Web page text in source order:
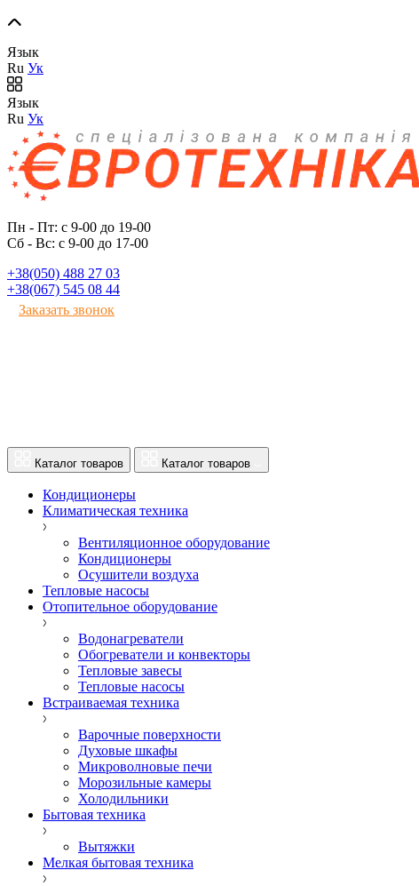
Язык
Ru Ук
Язык
Ru Ук
Пн - Пт: с 9-00 до 19-00
Сб - Вс: с 9-00 до 17-00
+38(050) 488 27 03
+38(067) 545 08 44
Заказать звонок
Каталог товаров Каталог товаров
Кондиционеры
Климатическая техника
Вентиляционное оборудование
Кондиционеры
Осушители воздуха
Тепловые насосы
Отопительное оборудование
Водонагреватели
Обогреватели и конвекторы
Тепловые завесы
Тепловые насосы
Встраиваемая техника
Варочные поверхности
Духовые шкафы
Микроволновые печи
Морозильные камеры
Холодильники
Бытовая техника
Вытяжки
Мелкая бытовая техника